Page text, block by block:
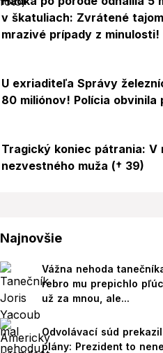
v škatuliach: Zvrátené
mrazivé prípady z minulosti!
U exriaditeľa Správy
80 miliónov! Polícia obvinila
Tragický koniec pátrania: V
nezvestného muža († 39)
Najnovšie
Vážna nehoda
rebro mu prepichlo
už za mnou, ale...
Odvolávací súd
plány: Prezident to